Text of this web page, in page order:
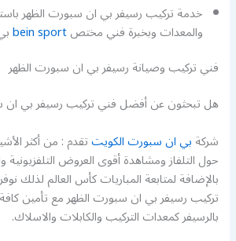
خدمة تركيب رسيفر بي ان سبورت الظهر
والمعدات وبخبرة فني مختصbein sport
فني تركيب وصيانة رسيفر بي ان سبورت الظهر
هل تبحثون عن أفضل فني تركيب رسيفر بي ان
شركةبي ان سبورت الكويتتقدم : من أكثر
حول التلفاز ومشاهدة أقوى العروض التلفزيونية
بالإضافة لمتابعة المباريات كأس العالم لذلك
تركيب رسيفر بي ان سبورت الظهر مع تأمين
بالرسيفر كمعدات التركيب والكابلات والاسلاك.